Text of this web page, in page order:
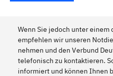
Wenn Sie jedoch unter
empfehlen wir unseren
nehmen und den Verbund
telefonisch zu kontaktieren.
informiert und können Ihnen